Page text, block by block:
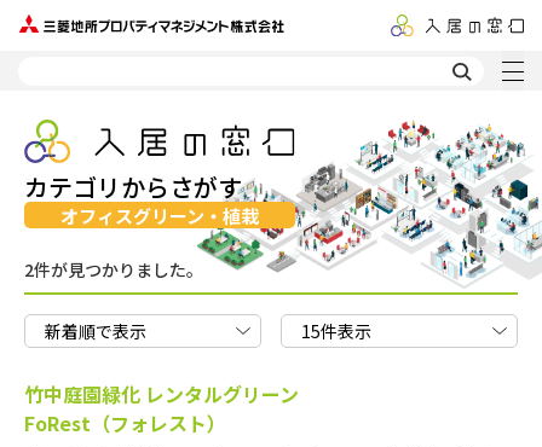
カテゴリからさがす
オフィスグリーン・植栽
2件が見つかりました。
竹中庭園緑化 レンタルグリーン
FoRest（フォレスト）